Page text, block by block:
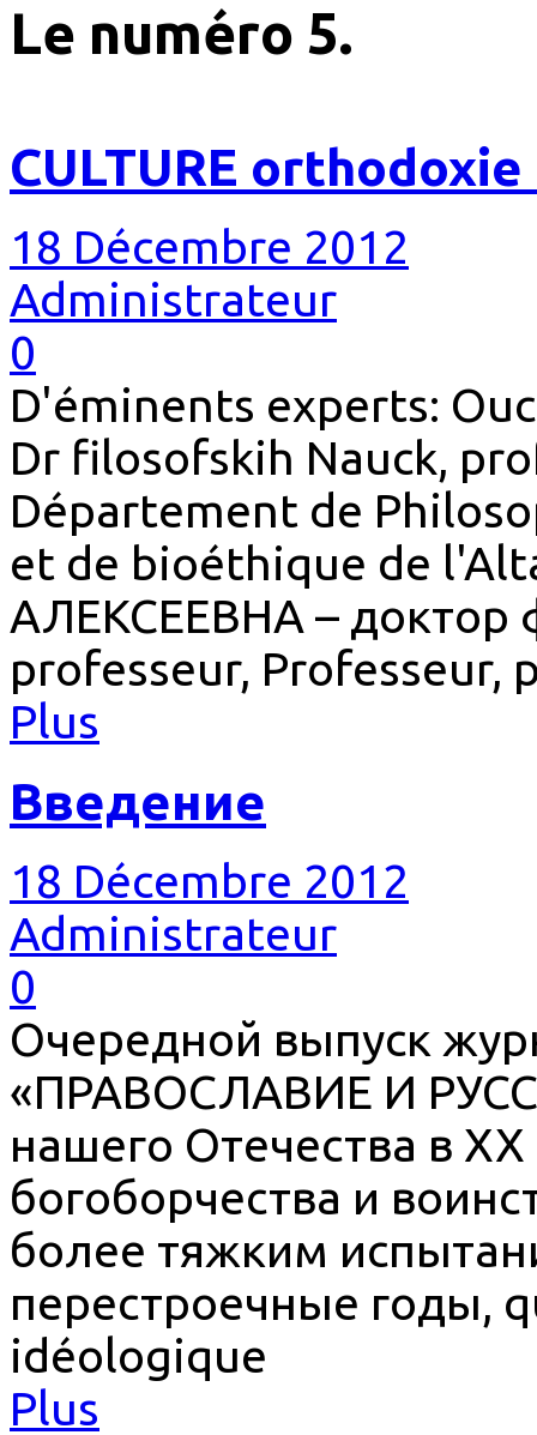
Le numéro 5.
CULTURE orthodoxie
18 Décembre 2012
Administrateur
0
D'éminents experts:
Dr filosofskih Nauck,
Département de
et de bioéthique de
АЛЕКСЕЕВНА – доктор
professeur, Professeur,
Plus
Введение
18 Décembre 2012
Administrateur
0
Очередной выпуск
«ПРАВОСЛАВИЕ И
нашего Отечества в
богоборчества и
более тяжким
перестроечные годы,
idéologique
Plus